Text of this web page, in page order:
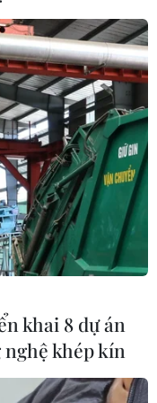
về lý
khai 8 dự án
khép kín